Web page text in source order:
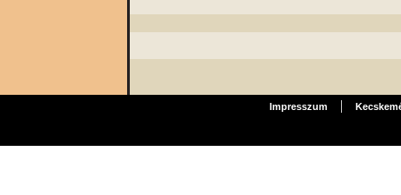
Impresszum |